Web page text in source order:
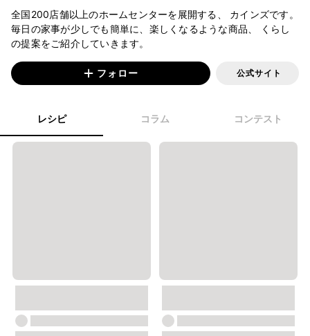
全国200店舗以上のホームセンターを展開する、 カインズです。
毎日の家事が少しでも簡単に、楽しくなるような商品、 くらし
の提案をご紹介していきます。
フォロー 公式サイト
レシピ コラム コンテスト